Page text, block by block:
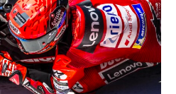
ュ
ー